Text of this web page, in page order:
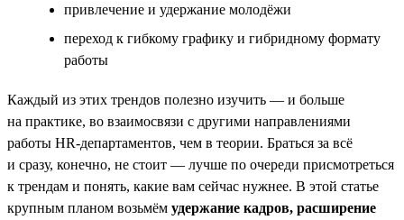
привлечение и удержание молодёжи
переход к гибкому графику и гибридному формату
работы
Каждый из этих трендов полезно изучить — и больше
на практике, во взаимосвязи с другими направлениями
работы HR-департаментов, чем в теории. Браться за всё
и сразу, конечно, не стоит — лучше по очереди присмотреться
к трендам и понять, какие вам сейчас нужнее. В этой статье
крупным планом возьмём удержание кадров, расширение